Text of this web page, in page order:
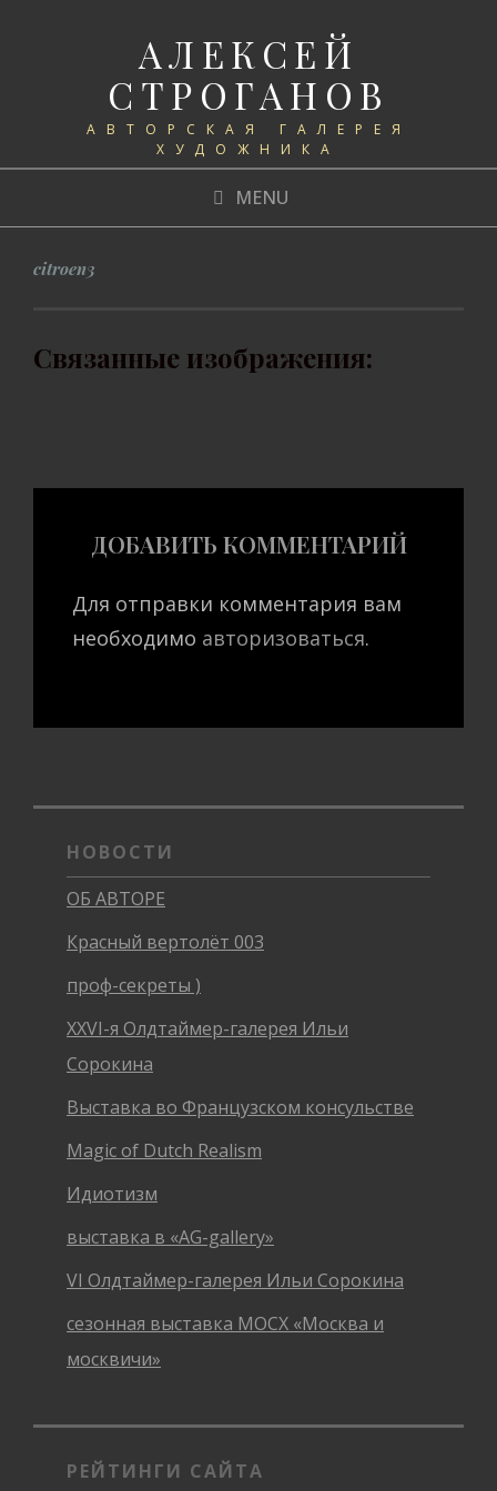
АЛЕКСЕЙ
СТРОГАНОВ
АВТОРСКАЯ ГАЛЕРЕЯ
ХУДОЖНИКА
MENU
citroen3
Связанные изображения:
ДОБАВИТЬ КОММЕНТАРИЙ
Для отправки комментария вам
необходимо авторизоваться.
НОВОСТИ
ОБ АВТОРЕ
Красный вертолёт 003
проф-секреты )
XXVI-я Олдтаймер-галерея Ильи
Сорокина
Выставка во Французском консульстве
Magic of Dutch Realism
Идиотизм
выставка в «AG-gallery»
VI Олдтаймер-галерея Ильи Сорокина
сезонная выставка МОСХ «Москва и
москвичи»
РЕЙТИНГИ САЙТА